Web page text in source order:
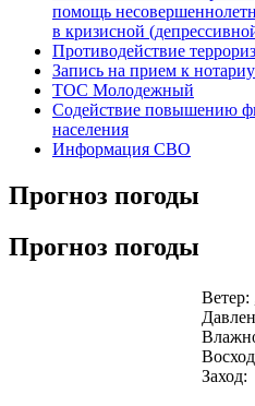
помощь
в кризисной
Противодействие
Запись на прием к
ТОС Молодежный
Содействие повышению
населения
Информация СВО
Прогноз погоды
Прогноз погоды
Ветер:
Заход: